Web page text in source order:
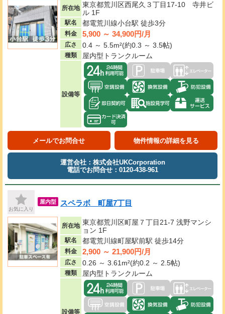
所在地 東京都荒川区西尾久３丁目17-10 寺井ビ
ル 1F
駅名 都電荒川線小台駅 徒歩3分
料金 5,900 ～ 34,900円/月
広さ 0.4 ～ 5.5m²(約0.3 ～ 3.5帖)
種類 屋内型トランクルーム
設備等
メールでお問合せ 物件情報の詳細を見る
運営会社：株式会社UKCorporation
電話でお問合せ：0120-438-961
お気に入り
屋内型 スペラボ 町屋7丁目
所在地 東京都荒川区町屋７丁目21-7 浅野マンシ
ョン 1F
駅名 都電荒川線町屋駅前駅 徒歩14分
料金 2,900 ～ 21,900円/月
広さ 0.26 ～ 3.61m²(約0.2 ～ 2.5帖)
種類 屋内型トランクルーム
設備等